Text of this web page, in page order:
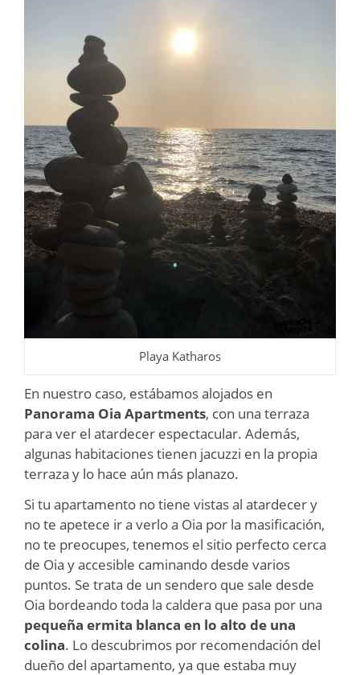
Playa Katharos
En nuestro caso, estábamos alojados en
Panorama Oia Apartments, con una terraza
para ver el atardecer espectacular. Además,
algunas habitaciones tienen jacuzzi en la propia
terraza y lo hace aún más planazo.
Si tu apartamento no tiene vistas al atardecer y
no te apetece ir a verlo a Oia por la masificación,
no te preocupes, tenemos el sitio perfecto cerca
de Oia y accesible caminando desde varios
puntos. Se trata de un sendero que sale desde
Oia bordeando toda la caldera que pasa por una
pequeña ermita blanca en lo alto de una
colina. Lo descubrimos por recomendación del
dueño del apartamento, ya que estaba muy